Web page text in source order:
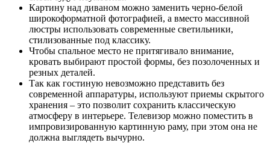
Картину над диваном можно заменить черно-белой
широкоформатной фотографией, а вместо массивной
люстры использовать современные светильники,
стилизованные под классику.
Чтобы спальное место не притягивало внимание,
кровать выбирают простой формы, без позолоченных и
резных деталей.
Так как гостиную невозможно представить без
современной аппаратуры, используют приемы скрытого
хранения – это позволит сохранить классическую
атмосферу в интерьере. Телевизор можно поместить в
импровизированную картинную раму, при этом она не
должна выглядеть вычурно.